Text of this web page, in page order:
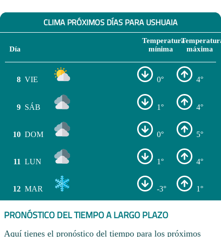
CLIMA PRÓXIMOS DÍAS PARA USHUAIA
Día
Temperatura
mínima
máxima
8 VIE 0° 4°
9 SÁB 1° 4°
10 DOM 0° 5°
11 LUN 1° 4°
12 MAR -3° 1°
PRONÓSTICO DEL TIEMPO A LARGO PLAZO
Aquí tienes el pronóstico del tiempo para los próximos